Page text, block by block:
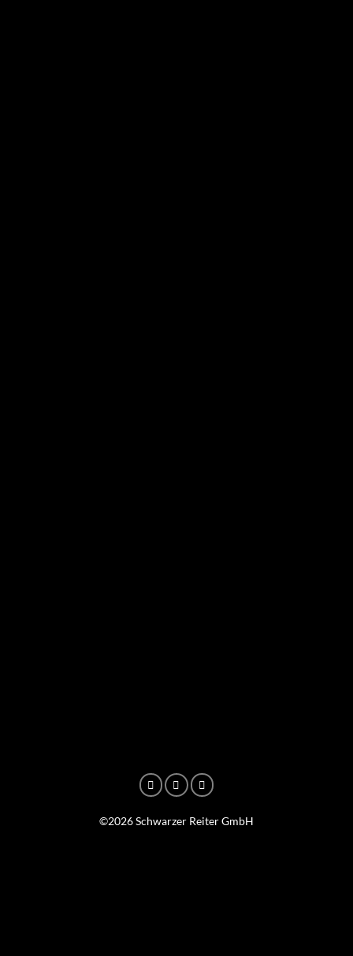
©2026 Schwarzer Reiter GmbH